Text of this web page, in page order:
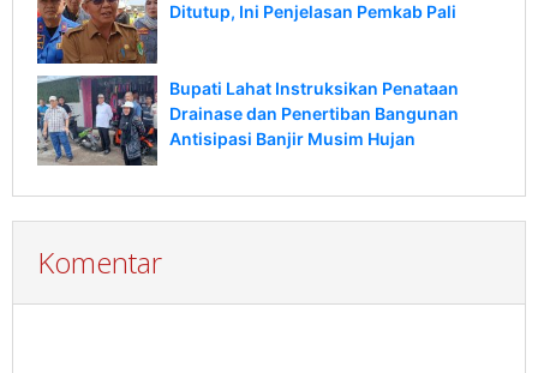
Ditutup, Ini Penjelasan Pemkab Pali
Bupati Lahat Instruksikan Penataan
Drainase dan Penertiban Bangunan
Antisipasi Banjir Musim Hujan
Komentar